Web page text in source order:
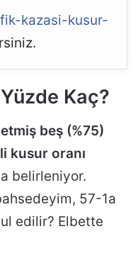
kazasi-kusur-
Kaç?
beş (%75)
kusur oranı
belirleniyor.
57-1a
edilir? Elbette